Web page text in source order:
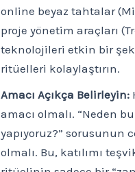
online beyaz tahtalar
proje yönetim araçları
teknolojileri etkin bir
ritüelleri kolaylaştırın.
Amacı Açıkça Belirleyin:
amacı olmalı. “Neden
yapıyoruz?” sorusunun
olmalı. Bu, katılımı